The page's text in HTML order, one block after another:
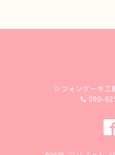
シフォンケーキ
090-